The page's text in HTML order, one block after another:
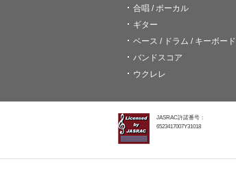
合唱 / ボーカル
ギター
ベース / ドラム / キーボード
バンドスコア
ウクレレ
JASRAC許諾番号：
6523417007Y31018